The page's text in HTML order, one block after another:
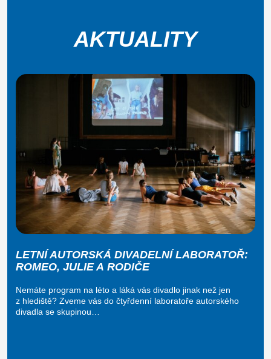
AKTUALITY
LETNÍ AUTORSKÁ DIVADELNÍ LABORATOŘ:
ROMEO, JULIE A RODIČE
Nemáte program na léto a láká vás divadlo jinak než jen
z hlediště? Zveme vás do čtyřdenní laboratoře autorského
divadla se skupinou…